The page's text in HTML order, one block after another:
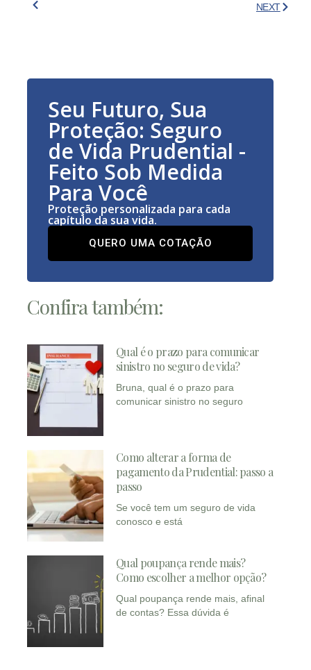
NEXT
Seu Futuro, Sua
Proteção: Seguro
de Vida Prudential -
Feito Sob Medida
Para Você
Proteção personalizada para cada
capítulo da sua vida.
QUERO UMA COTAÇÃO
Confira também:
Qual é o prazo para comunicar
sinistro no seguro de vida?
Bruna, qual é o prazo para
comunicar sinistro no seguro
Como alterar a forma de
pagamento da Prudential: passo a
passo
Se você tem um seguro de vida
conosco e está
Qual poupança rende mais?
Como escolher a melhor opção?
Qual poupança rende mais, afinal
de contas? Essa dúvida é